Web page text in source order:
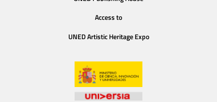
Access to
UNED Artistic Heritage Expo